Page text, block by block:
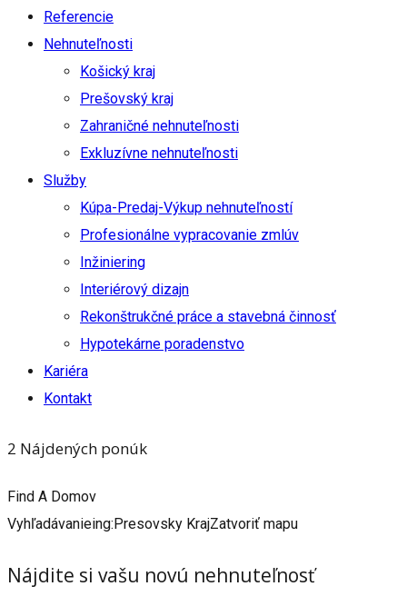
Referencie
Nehnuteľnosti
Košický kraj
Prešovský kraj
Zahraničné nehnuteľnosti
Exkluzívne nehnuteľnosti
Služby
Kúpa-Predaj-Výkup nehnuteľností
Profesionálne vypracovanie zmlúv
Inžiniering
Interiérový dizajn
Rekonštrukčné práce a stavebná činnosť
Hypotekárne poradenstvo
Kariéra
Kontakt
2 Nájdených ponúk
Find A Domov
Vyhľadávanieing:Presovsky KrajZatvoriť mapu
Nájdite si vašu novú nehnuteľnosť